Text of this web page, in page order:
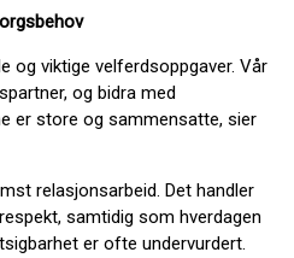
og viktige velferdsoppgaver. Vår
og bidra med
er store og sammensatte, sier
relasjonsarbeid. Det handler
samtidig som hverdagen
er ofte undervurdert.